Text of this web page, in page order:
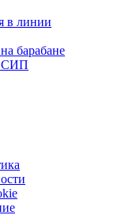
в линии
барабане
СИП